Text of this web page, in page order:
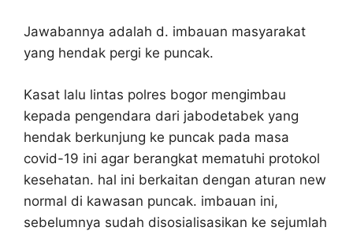
Jawabannya adalah d. imbauan masyarakat
yang hendak pergi ke puncak.
Kasat lalu lintas polres bogor mengimbau
kepada pengendara dari jabodetabek yang
hendak berkunjung ke puncak pada masa
covid-19 ini agar berangkat mematuhi protokol
kesehatan. hal ini berkaitan dengan aturan new
normal di kawasan puncak. imbauan ini,
sebelumnya sudah disosialisasikan ke sejumlah